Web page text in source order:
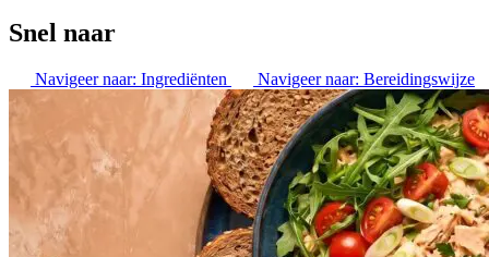
Snel naar
Navigeer naar: Ingrediënten Navigeer naar: Bereidingswijze